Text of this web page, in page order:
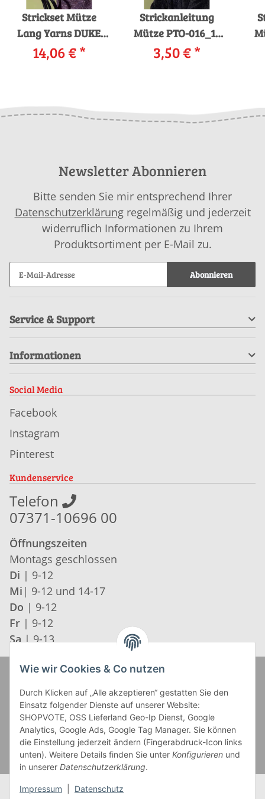
Strickset Mütze
Lang Yarns DUKE
mit Anleitung in
garnwelt-Box
14,06 €*
Strickanleitung
Mütze PTO-016_11
LANGYARNS DUKE
als download
3,50 €*
Newsletter Abonnieren
Bitte senden Sie mir entsprechend Ihrer
Datenschutzerklärungregelmäßig und jederzeit
widerruflich Informationen zu Ihrem
Produktsortiment per E-Mail zu.
Abonnieren
Service & Support
Informationen
Social Media
Facebook
Instagram
Pinterest
Kundenservice
Telefon
07371-10696 00
Öffnungszeiten
Montags geschlossen
Di | 9-12
Mi | 9-12 und 14-17
Do | 9-12
Fr | 9-12
Sa | 9-13
Wie wir Cookies & Co nutzen
Durch Klicken auf „Alle akzeptieren“ gestatten Sie den
Einsatz folgender Dienste auf unserer Website:
SHOPVOTE, OSS Lieferland Geo-Ip Dienst, Google
Analytics, Google Ads, Google Tag Manager. Sie können
die Einstellung jederzeit ändern (Fingerabdruck-Icon links
unten). Weitere Details finden Sie unter Konfigurieren und
in unserer Datenschutzerklärung.
Impressum Datenschutz